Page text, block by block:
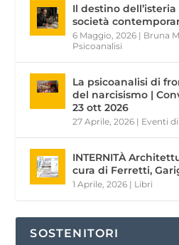
Il destino
società
6 Maggio, 2026 | Bruna
Psicoanalisi
La psicoanalisi di
del narcisismo |
23 ott 2026
27 Aprile, 2026 | Eventi
INTERNITÀ
cura di Ferretti,
1 Aprile, 2026 | Libri
SOSTENITORI